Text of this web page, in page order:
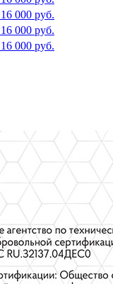
000 руб.
000 руб.
000 руб.